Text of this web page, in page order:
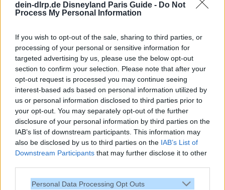
dein-dlrp.de Disneyland Paris Guide - Do Not
Process My Personal Information
If you wish to opt-out of the sale, sharing to third parties, or
processing of your personal or sensitive information for
targeted advertising by us, please use the below opt-out
section to confirm your selection. Please note that after your
opt-out request is processed you may continue seeing
interest-based ads based on personal information utilized by
us or personal information disclosed to third parties prior to
your opt-out. You may separately opt-out of the further
disclosure of your personal information by third parties on the
IAB’s list of downstream participants. This information may
also be disclosed by us to third parties on the IAB’s List of
Downstream Participants that may further disclose it to other
Personal Data Processing Opt Outs
Spannende Lesetipps
Vielen Dank,